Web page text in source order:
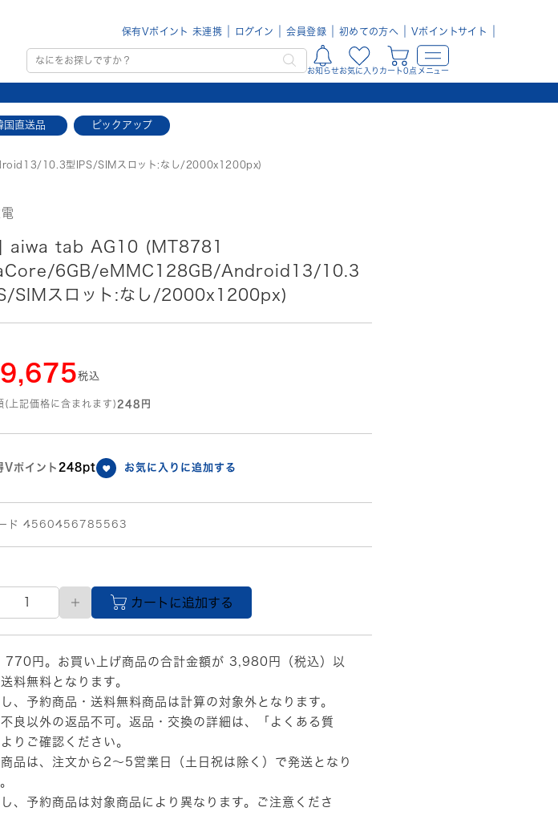
保有Vポイント 未連携 ログイン 会員登録 初めての方へ Vポイントサイト
お知らせお気に入り カート0点 メニュー
国直送品 ピックアップ
10.3型IPS/SIMスロット:なし/2000x1200px)
aiwa tab AG10 (MT8781
6GB/eMMC128GB/Android13/10.3
SIMスロット:なし/2000x1200px)
税込
(上記価格に含まれます) 248円
Vポイント 248pt お気に入りに追加する
ド 4560456785563
SIM
ト:
/2000x1200px)
カートに追加する
770円。お買い上げ商品の合計金額が 3,980円（税込）以
送料無料となります。
、予約商品・送料無料商品は計算の対象外となります。
良以外の返品不可。返品・交換の詳細は、
「よくある質
よりご確認ください。
品は、注文から2～5営業日（土日祝は除く）で発送となり
、予約商品は対象商品により異なります。ご注意くださ